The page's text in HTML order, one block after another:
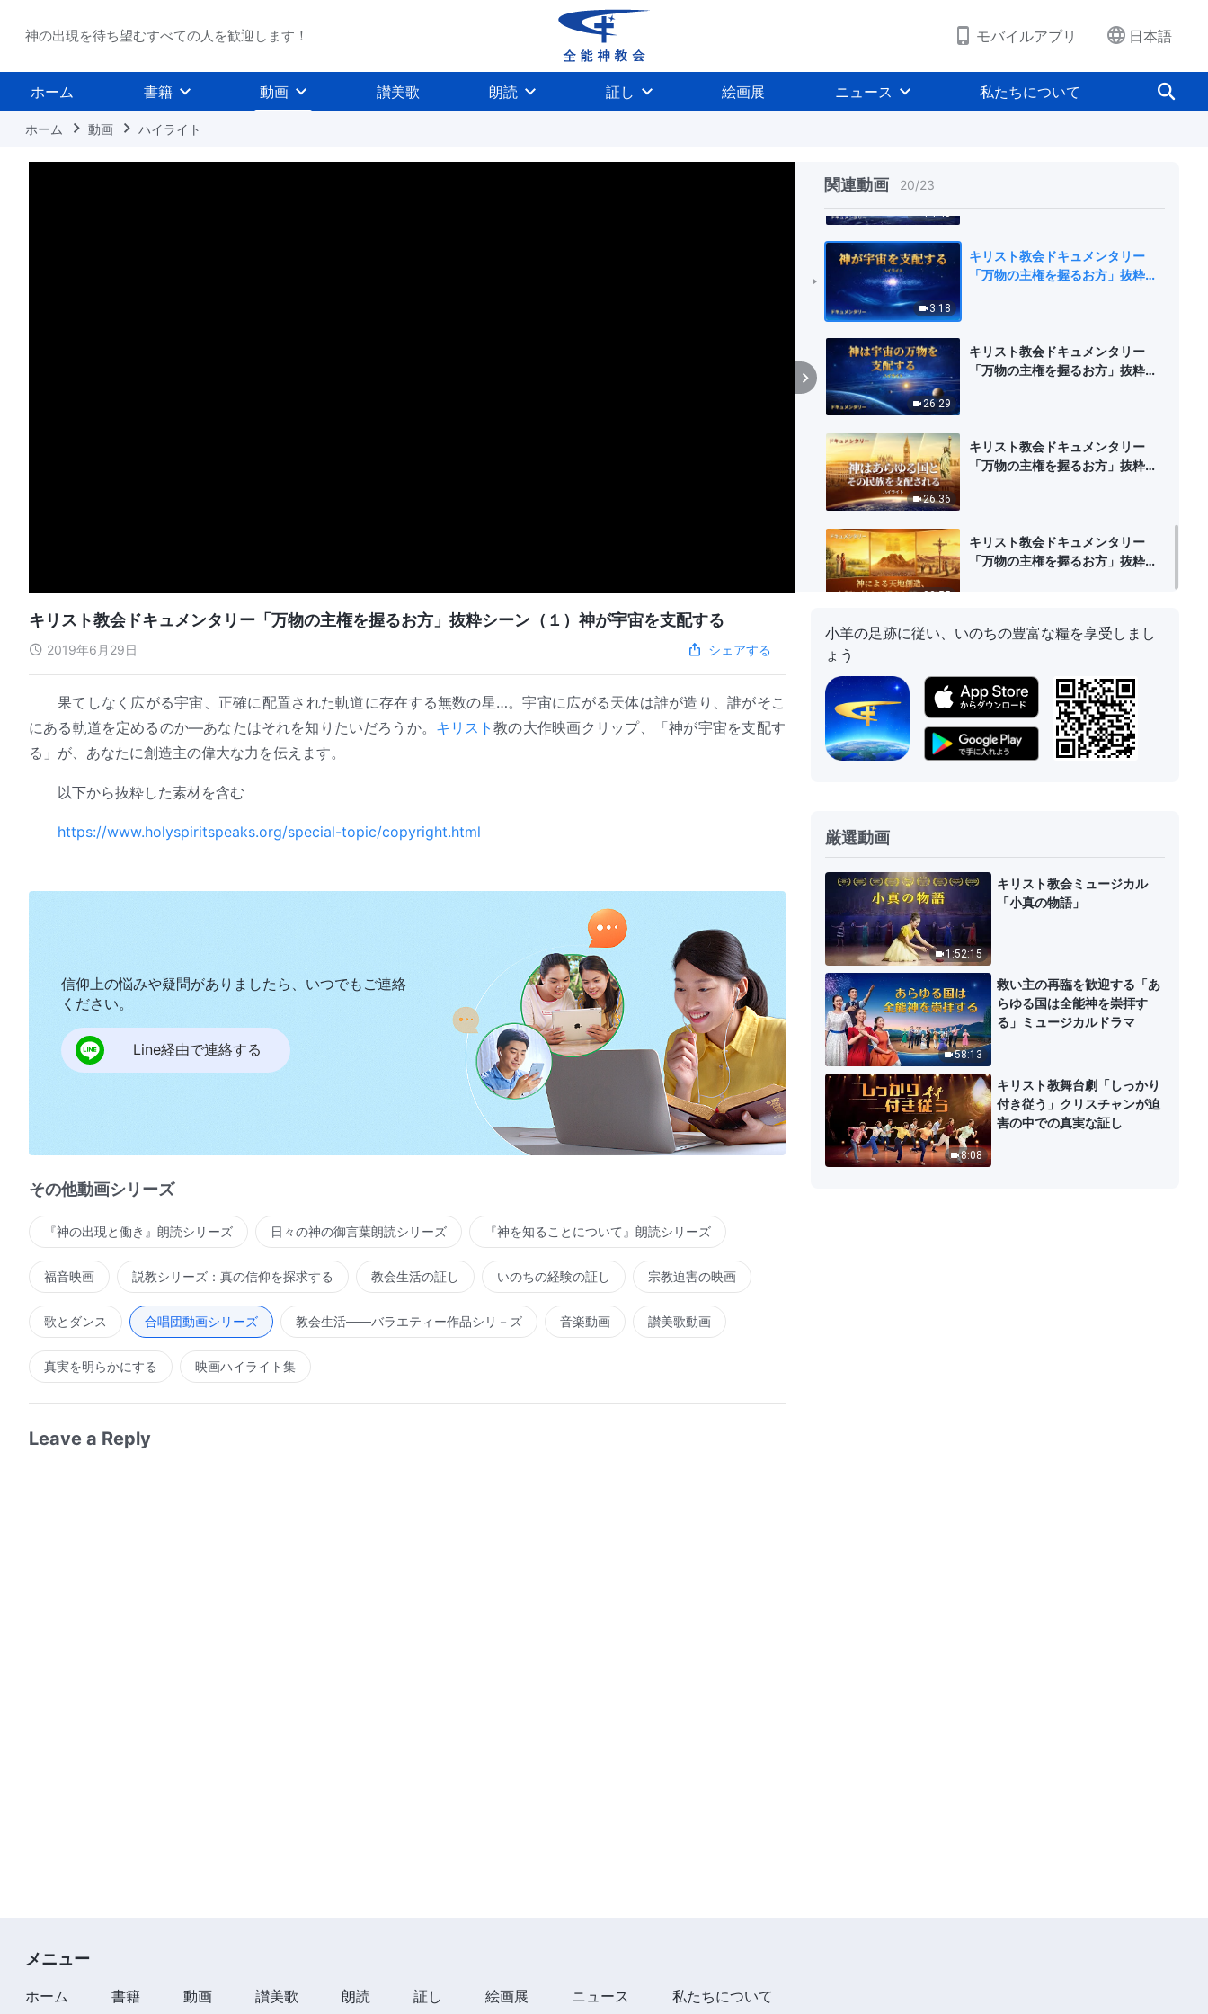
神の出現を待ち望むすべての人を歓迎します！ モバイルアプリ 日本語
ホーム 書籍 動画 讃美歌 朗読 証し 絵画展 ニュース 私たちについて
ホーム 動画 ハイライト
関連動画 20/23
神は支配し、人類と万物を支える
（ハイライト）
14:45
3:18
キリスト教会ドキュメンタリー
「万物の主権を握るお方」抜粋シ
26:29
キリスト教会ドキュメンタリー
「万物の主権を握るお方」抜粋シ
26:36
キリスト教会ドキュメンタリー
「万物の主権を握るお方」抜粋シ
32:55
キリスト教会ドキュメンタリー
「万物の主権を握るお方」抜粋シ
キリスト教会ドキュメンタリー「万物の主権を握るお方」抜粋シーン（１）神が宇宙を支配する
2019年6月29日 シェアする
果てしなく広がる宇宙、正確に配置された軌道に存在する無数の星…。宇宙に広がる天体は誰が造り、誰がそこ
にある軌道を定めるのか―あなたはそれを知りたいだろうか。 キリスト 教の大作映画クリップ、「神が宇宙を支配す
る」が、あなたに創造主の偉大な力を伝えます。
以下から抜粋した素材を含む
https://www.holyspiritspeaks.org/special-topic/copyright.html
信仰上の悩みや疑問がありましたら、いつでもご連絡
ください。
Line経由で連絡する
その他動画シリーズ
『神の出現と働き』朗読シリーズ 日々の神の御言葉朗読シリーズ 『神を知ることについて』朗読シリーズ
福音映画 説教シリーズ：真の信仰を探求する 教会生活の証し いのちの経験の証し 宗教迫害の映画
歌とダンス 合唱団動画シリーズ 教会生活――バラエティー作品シリ－ズ 音楽動画 讃美歌動画
真実を明らかにする 映画ハイライト集
Leave a Reply
小羊の足跡に従い、いのちの豊富な糧を享受しまし
ょう
厳選動画
1:52:15
キリスト教会ミュージカル
「小真の物語」
58:13
救い主の再臨を歓迎する「あ
らゆる国は全能神を崇拝す
る」ミュージカルドラマ
8:08
キリスト教舞台劇「しっかり
付き従う」クリスチャンが迫
害の中での真実な証し
メニュー
ホーム 書籍 動画 讃美歌 朗読 証し 絵画展 ニュース 私たちについて